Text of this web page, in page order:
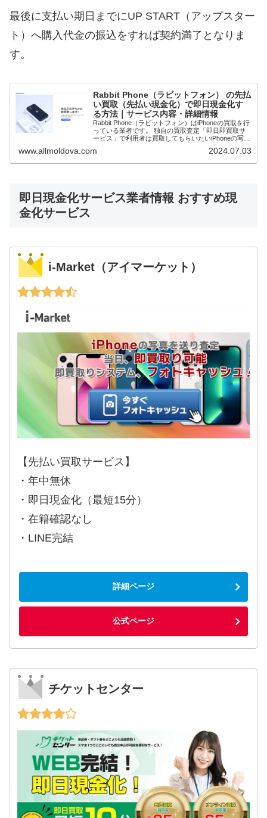
最後に支払い期日までにUP START（アップスター
ト）へ購入代金の振込をすれば契約満了となりま
す。
Rabbit Phone（ラビットフォン） の先払
い買取（先払い現金化）で即日現金化す
る方法｜サービス内容・詳細情報
Rabbit Phone（ラビットフォン）はiPhoneの買取を行
っている業者です。 独自の買取査定「即日即買取サ
ービス」で利用者は買取してもらいたいiPhoneの写真
を送ります。査定と買取価格が確定次第先払いで現金
買取してもらうことで即日...
www.allmoldova.com 2024.07.03
即日現金化サービス業者情報 おすすめ現
金化サービス
i-Market（アイマーケット）
【先払い買取サービス】
・年中無休
・即日現金化（最短15分）
・在籍確認なし
・LINE完結
詳細ページ
公式ページ
チケットセンター